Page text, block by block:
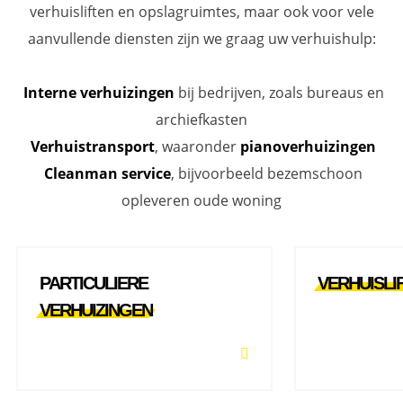
verhuisliften en opslagruimtes, maar ook voor vele
aanvullende diensten zijn we graag uw verhuishulp:
Interne verhuizingen bij bedrijven, zoals bureaus en
archiefkasten
Verhuistransport, waaronder pianoverhuizingen
Cleanman service, bijvoorbeeld bezemschoon
opleveren oude woning
PARTICULIERE
VERHUIZINGEN